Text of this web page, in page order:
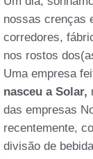
nossas crenças
corredores,
nos rostos
Uma empresa
nasceu a Solar,
das empresas
recentemente,
divisão de